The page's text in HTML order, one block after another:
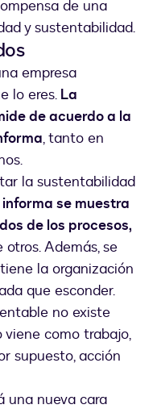
de una
y sustentabilidad.
empresa
lo eres. La
de acuerdo a la
, tanto en
la sustentabilidad
se muestra
de los procesos,
otros. Además, se
la organización
que esconder.
no existe
viene como trabajo,
supuesto, acción
una nueva cara